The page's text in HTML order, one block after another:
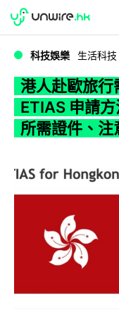
WWDC 2026
科技娛樂 生活科技
港人赴歐旅行
ETIAS 申請
所需證件、注